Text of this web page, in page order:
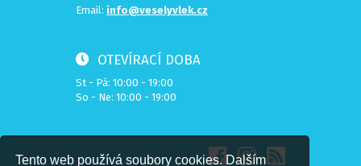
Tento web používá soubory cookies. Dalším
Email: info@veselyvlek.cz
OTEVÍRACÍ DOBA
St - Pá: 10:00 - 19:00
So - Ne: 10:00 - 19:00